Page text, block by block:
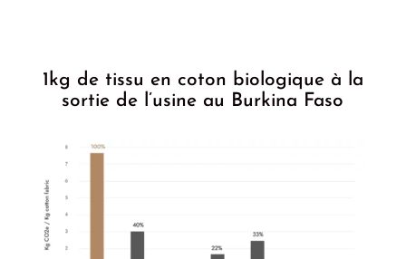
1kg de tissu en coton biologique à la
sortie de l’usine au Burkina Faso